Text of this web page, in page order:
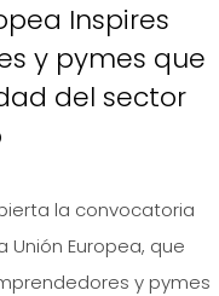
Inspires
y pymes que
del sector
la convocatoria
Unión Europea, que
y pymes